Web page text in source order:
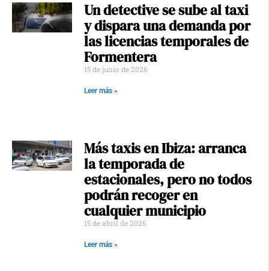
Un detective se sube al taxi
y dispara una demanda por
las licencias temporales de
Formentera
15 de junio de 2026
Leer más »
Más taxis en Ibiza: arranca
la temporada de
estacionales, pero no todos
podrán recoger en
cualquier municipio
15 de abril de 2026
Leer más »